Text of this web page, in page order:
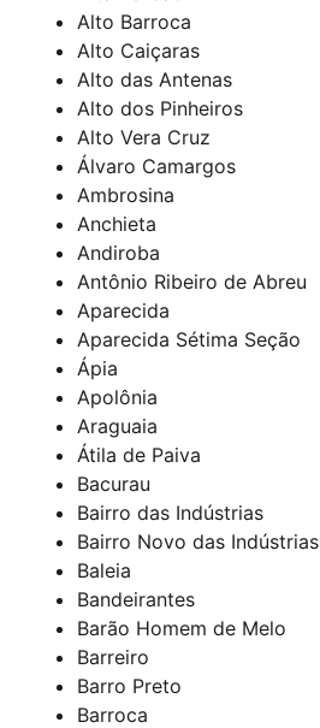
Alto Barroca
Alto Caiçaras
Alto das Antenas
Alto dos Pinheiros
Alto Vera Cruz
Álvaro Camargos
Ambrosina
Anchieta
Andiroba
Antônio Ribeiro de Abreu
Aparecida
Aparecida Sétima Seção
Ápia
Apolônia
Araguaia
Átila de Paiva
Bacurau
Bairro das Indústrias
Bairro Novo das Indústrias
Baleia
Bandeirantes
Barão Homem de Melo
Barreiro
Barro Preto
Barroca